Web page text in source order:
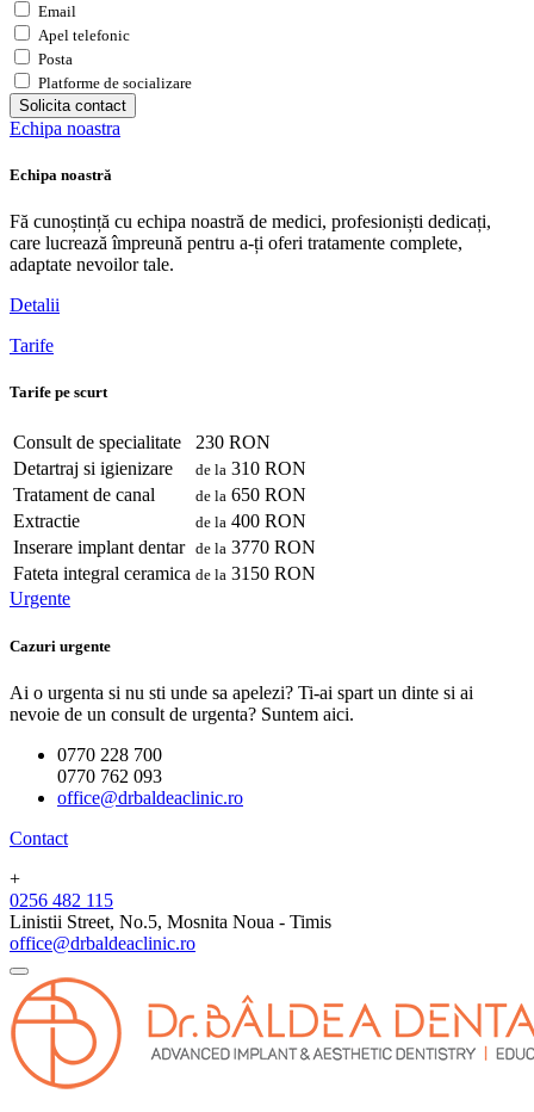
Email
Apel telefonic
Posta
Platforme de socializare
Solicita contact
Echipa noastra
Echipa noastră
Fă cunoștință cu echipa noastră de medici, profesioniști dedicați,
care lucrează împreună pentru a-ți oferi tratamente complete,
adaptate nevoilor tale.
Detalii
Tarife
Tarife pe scurt
Consult de specialitate
230 RON
Detartraj si igienizare
de la 310 RON
Tratament de canal
de la 650 RON
Extractie
de la 400 RON
Inserare implant dentar de la 3770 RON
Fateta integral ceramica de la 3150 RON
Urgente
Cazuri urgente
Ai o urgenta si nu sti unde sa apelezi? Ti-ai spart un dinte si ai
nevoie de un consult de urgenta? Suntem aici.
0770 228 700
0770 762 093
office@drbaldeaclinic.ro
Contact
+
0256 482 115
Linistii Street, No.5, Mosnita Noua - Timis
office@drbaldeaclinic.ro